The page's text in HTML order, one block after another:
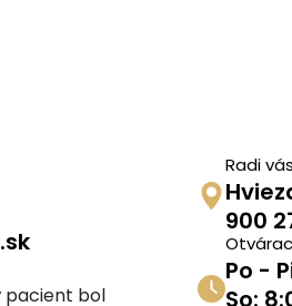
pacient bol
Radi
900
Po -
So: